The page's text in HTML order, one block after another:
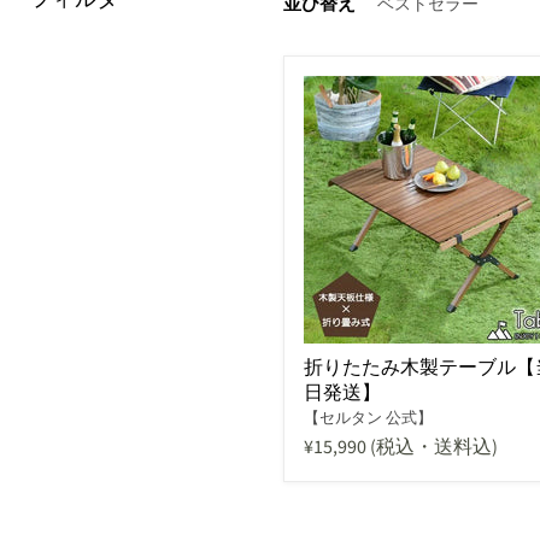
折りたたみ木製テーブル【
日発送】
【セルタン 公式】
¥15,990(税込・送料込)